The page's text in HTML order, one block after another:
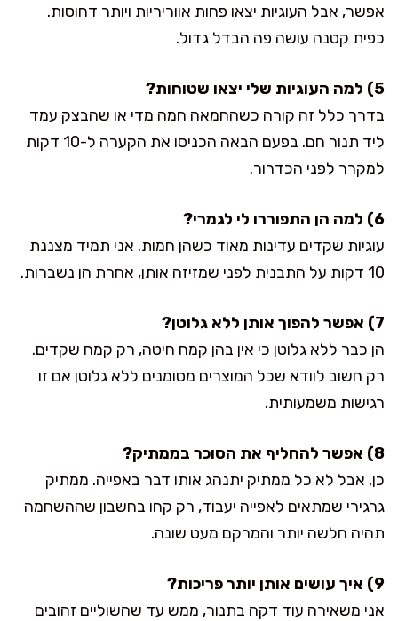
אפשר, אבל העוגיות יצאו פחות אווריריות ויותר דחוסות.
כפית קטנה עושה פה הבדל גדול.
5) למה העוגיות שלי יצאו שטוחות?
בדרך כלל זה קורה כשהחמאה חמה מדי או שהבצק עמד
ליד תנור חם. בפעם הבאה הכניסו את הקערה ל-10 דקות
למקרר לפני הכדרור.
6) למה הן התפוררו לי לגמרי?
עוגיות שקדים עדינות מאוד כשהן חמות. אני תמיד מצננת
10 דקות על התבנית לפני שמזיזה אותן, אחרת הן נשברות.
7) אפשר להפוך אותן ללא גלוטן?
הן כבר ללא גלוטן כי אין בהן קמח חיטה, רק קמח שקדים.
רק חשוב לוודא שכל המוצרים מסומנים ללא גלוטן אם זו
רגישות משמעותית.
8) אפשר להחליף את הסוכר בממתיק?
כן, אבל לא כל ממתיק יתנהג אותו דבר באפייה. ממתיק
גרגירי שמתאים לאפייה יעבוד, רק קחו בחשבון שההשחמה
תהיה חלשה יותר והמרקם מעט שונה.
9) איך עושים אותן יותר פריכות?
אני משאירה עוד דקה בתנור, ממש עד שהשוליים זהובים